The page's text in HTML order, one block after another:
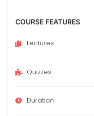
COURSE FEATURES
Lectures
Quizzes
Duration